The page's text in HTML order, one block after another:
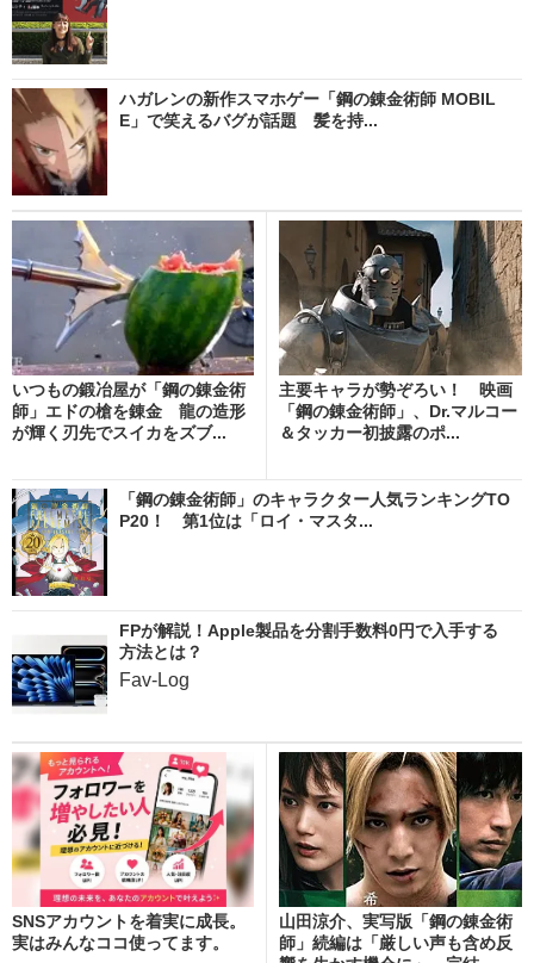
ハガレンの新作スマホゲー「鋼の錬金術師 MOBIL
E」で笑えるバグが話題 髪を持...
いつもの鍛冶屋が「鋼の錬金術
師」エドの槍を錬金 龍の造形
が輝く刃先でスイカをズブ...
主要キャラが勢ぞろい！ 映画
「鋼の錬金術師」、Dr.マルコー
＆タッカー初披露のポ...
「鋼の錬金術師」のキャラクター人気ランキングTO
P20！ 第1位は「ロイ・マスタ...
FPが解説！Apple製品を分割手数料0円で入手する
方法とは？
Fav-Log
SNSアカウントを着実に成長。
実はみんなココ使ってます。
山田涼介、実写版「鋼の錬金術
師」続編は「厳しい声も含め反